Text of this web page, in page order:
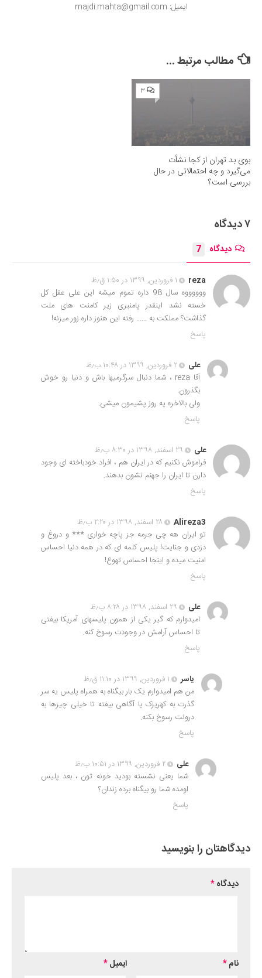
ایمیل: majdi.mahta@gmail.com
مطالب مرتبط ...
۳
بوی بد تهران از کجا نشأت
می‌گیرد و چه احتمالاتی در حال
بررسی است؟
۷ دیدگاه
دیدگاه 7
reza
۱ فروردین, ۱۳۹۹ در ۱:۵۰ ق٫ظ
ووووووه سال 98 داره تموم میشه این علی عقل کل
خسته نشد اینقدر پامنبری زیر کامنت های ملت
گذاشت؟ مملکت به …… رفته این هنوز داره زور میزنه!
پاسخ
علی
۲ فروردین, ۱۳۹۹ در ۱۰:۴۸ ب٫ظ
آقا reza ، شما دنبال سرگرمیها باش و دنیا رو خوش
بگذرون.
ولی بالاخره یه روز پشیمون میشی.
پاسخ
علی
۲۹ اسفند, ۱۳۹۸ در ۸:۳۰ ب٫ظ
فراموش نکنیم که در ایران هم ، افراد خودباخته ای وجود
دارن تا ایران را جهنم نشون بدهند.
پاسخ
Alireza3
۲۸ اسفند, ۱۳۹۸ در ۲:۲۰ ب٫ظ
تو ایران هه چی جرمه جز پاچه خواری *** و دروغ و
دزدی و جنایت! پلیس کلمه ای که در همه دنیا احساس
امنیت میده و اینجا احساس تهوع!
پاسخ
علی
۲۹ اسفند, ۱۳۹۸ در ۸:۲۸ ب٫ظ
امیدوارم که گیر یکی از همون پلیسهای آمریکا بیفتی
تا احساس آرامش در وجودت رسوخ کنه.
پاسخ
یاسر
۱ فروردین, ۱۳۹۹ در ۱۱:۱۰ ق٫ظ
من هم امیدوارم یک بار بیگناه به همراه پلیس یه سر
گذرت به کهریزک یا آگاهی بیفته تا خیلی چیزها به
درونت رسوخ بکنه.
پاسخ
علی
۲ فروردین, ۱۳۹۹ در ۱۰:۵۱ ب٫ظ
شما یعنی نشسته بودید خونه تون ، بعد پلیس
اومده شما رو بیگناه برده زندان؟
پاسخ
دیدگاهتان را بنویسید
دیدگاه*
نام* ایمیل*